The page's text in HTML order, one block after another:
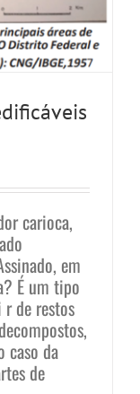
carioca,
em
É um tipo
de restos
caso da
de
de
das